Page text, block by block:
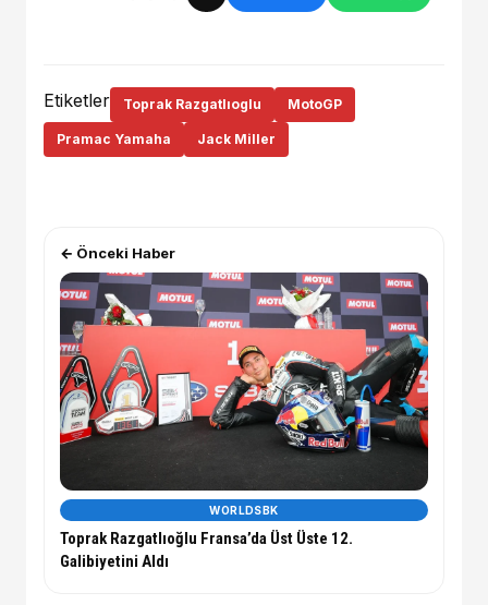
Etiketler Toprak Razgatlıoglu MotoGP
Pramac Yamaha Jack Miller
← Önceki Haber
WORLDSBK
Toprak Razgatlıoğlu Fransa’da Üst Üste 12.
Galibiyetini Aldı